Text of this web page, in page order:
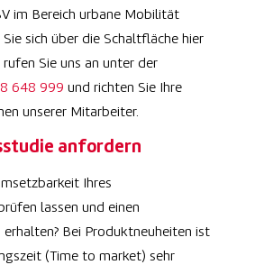
im Bereich urbane Mobilität
Sie sich über die Schaltfläche hier
Sie uns an unter der
648 999 und richten Sie Ihre
unserer Mitarbeiter.
anfordern
Ihres
lassen und einen
erhalten? Bei Produktneuheiten ist
(Time to market) sehr